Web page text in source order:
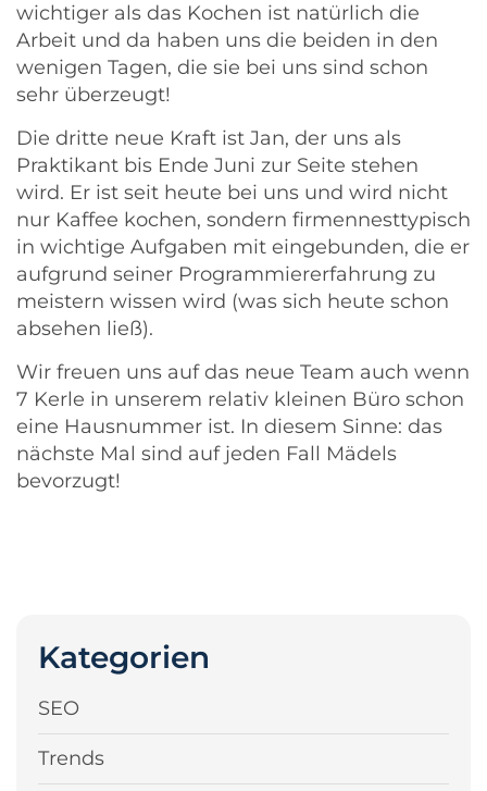
wichtiger als das Kochen ist natürlich die
Arbeit und da haben uns die beiden in den
wenigen Tagen, die sie bei uns sind schon
sehr überzeugt!
Die dritte neue Kraft ist Jan, der uns als
Praktikant bis Ende Juni zur Seite stehen
wird. Er ist seit heute bei uns und wird nicht
nur Kaffee kochen, sondern firmennesttypisch
in wichtige Aufgaben mit eingebunden, die er
aufgrund seiner Programmiererfahrung zu
meistern wissen wird (was sich heute schon
absehen ließ).
Wir freuen uns auf das neue Team auch wenn
7 Kerle in unserem relativ kleinen Büro schon
eine Hausnummer ist. In diesem Sinne: das
nächste Mal sind auf jeden Fall Mädels
bevorzugt!
Kategorien
SEO
Trends